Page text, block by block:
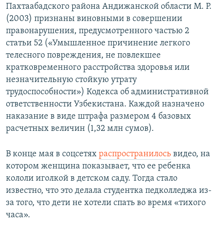
Пахтаабадского района Андижанской области М. Р.
(2003) признаны виновными в совершении
правонарушения, предусмотренного частью 2
статьи 52 («Умышленное причинение легкого
телесного повреждения, не повлекшее
кратковременного расстройства здоровья или
незначительную стойкую утрату
трудоспособности») Кодекса об административной
ответственности Узбекистана. Каждой назначено
наказание в виде штрафа размером 4 базовых
расчетных величин (1,32 млн сумов).
В конце мая в соцсетях распространилось видео, на
котором женщина показывает, что ее ребенка
кололи иголкой в детском саду. Тогда стало
известно, что это делала студентка педколледжа из-
за того, что дети не хотели спать во время «тихого
часа».